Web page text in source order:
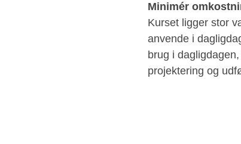
Minimér
Kurset ligger stor
anvende i
brug i
projektering og